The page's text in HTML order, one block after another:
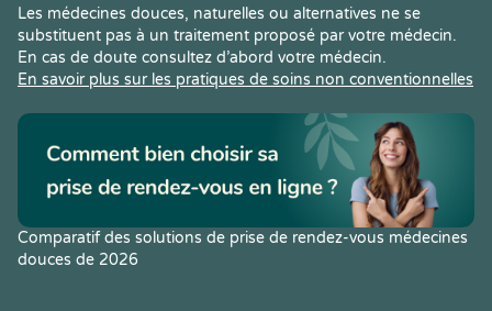
Les médecines douces, naturelles ou alternatives ne se
substituent pas à un traitement proposé par votre médecin.
En cas de doute consultez d’abord votre médecin.
En savoir plus sur les pratiques de soins non conventionnelles
Comparatif des solutions de prise de rendez-vous médecines
douces de 2026